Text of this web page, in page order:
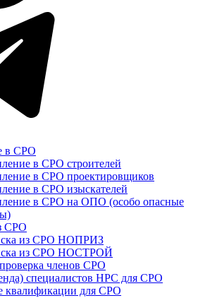
в СРО
в СРО строителей
в СРО проектировщиков
в СРО изыскателей
в СРО на ОПО (особо опасные
СРО
из СРО НОПРИЗ
из СРО НОСТРОЙ
членов СРО
специалистов НРС для СРО
для СРО